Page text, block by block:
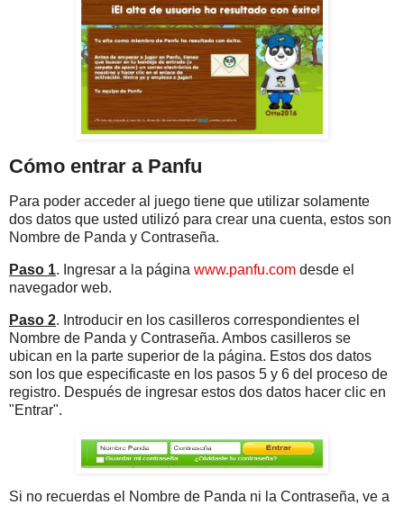
Cómo entrar a Panfu
Para poder acceder al juego tiene que utilizar solamente
dos datos que usted utilizó para crear una cuenta, estos son
Nombre de Panda y Contraseña.
Paso 1. Ingresar a la página www.panfu.com desde el
navegador web.
Paso 2. Introducir en los casilleros correspondientes el
Nombre de Panda y Contraseña. Ambos casilleros se
ubican en la parte superior de la página. Estos dos datos
son los que especificaste en los pasos 5 y 6 del proceso de
registro. Después de ingresar estos dos datos hacer clic en
"Entrar".
Si no recuerdas el Nombre de Panda ni la Contraseña, ve a